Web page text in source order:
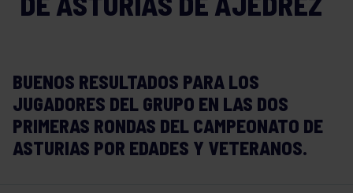
BUENOS RESULTADOS PARA LOS
JUGADORES DEL GRUPO EN LAS DOS
PRIMERAS RONDAS DEL CAMPEONATO DE
ASTURIAS POR EDADES Y VETERANOS.